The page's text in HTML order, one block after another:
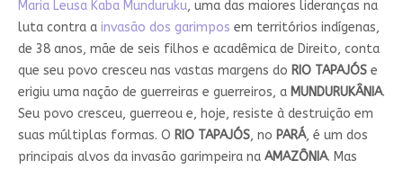
Maria Leusa Kaba Munduruku, uma das maiores lideranças na
luta contra a invasão dos garimpos em territórios indígenas,
de 38 anos, mãe de seis filhos e acadêmica de Direito, conta
que seu povo cresceu nas vastas margens do RIO TAPAJÓSe
erigiu uma nação de guerreiras e guerreiros, a MUNDURUKÂNIA.
Seu povo cresceu, guerreou e, hoje, resiste à destruição em
suas múltiplas formas. O RIO TAPAJÓS, no PARÁ, é um dos
principais alvos da invasão garimpeira na AMAZÔNIA. Mas